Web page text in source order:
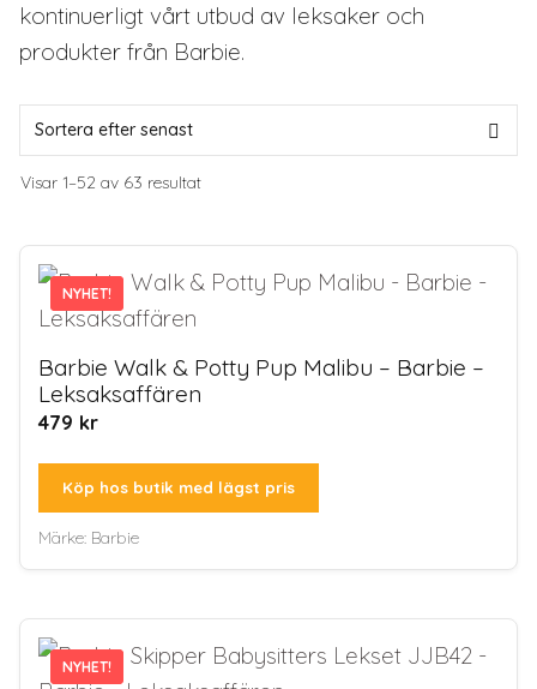
kontinuerligt vårt utbud av leksaker och
produkter från Barbie.
Visar 1–52 av 63 resultatSortera
NYHET!
NYHET!
Barbie Walk & Potty Pup Malibu – Barbie –
Leksaksaffären
479 kr
Köp hos butik med lägst pris
Märke: Barbie
NYHET!
NYHET!